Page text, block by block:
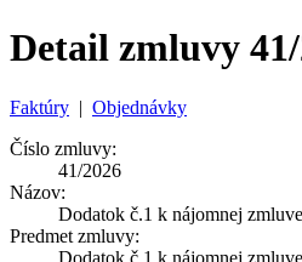
Detail zmluvy
Faktúry | Objednávky
Číslo zmluvy:
41/2026
Názov:
Dodatok č.1 k nájomnej
Predmet zmluvy:
Dodatok č.1 k nájomnej